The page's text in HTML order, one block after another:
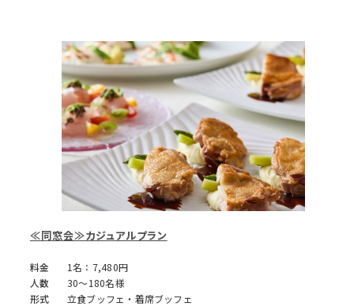
≪同窓会≫カジュアルプラン
料金
1名：7,480円
人数
30～180名様
形式
立食ブッフェ・着席ブッフェ